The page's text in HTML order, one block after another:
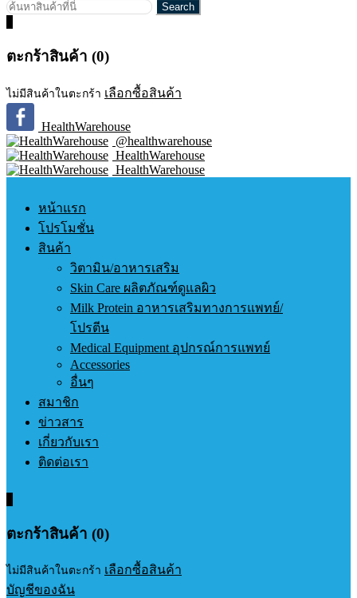
ตะกร้าสินค้า (0)
ไม่มีสินค้าในตะกร้า เลือกซื้อสินค้า
HealthWarehouse
@healthwarehouse
HealthWarehouse
HealthWarehouse
หน้าแรก
โปรโมชั่น
สินค้า
วิตามิน/อาหารเสริม
Skin Care ผลิตภัณฑ์ดูแลผิว
Milk Protein อาหารเสริมทางการแพทย์/
โปรตีน
Medical Equipment อุปกรณ์การแพทย์
Accessories
อื่นๆ
สมาชิก
ข่าวสาร
เกี่ยวกับเรา
ติดต่อเรา
ตะกร้าสินค้า (0)
ไม่มีสินค้าในตะกร้า เลือกซื้อสินค้า
บัญชีของฉัน